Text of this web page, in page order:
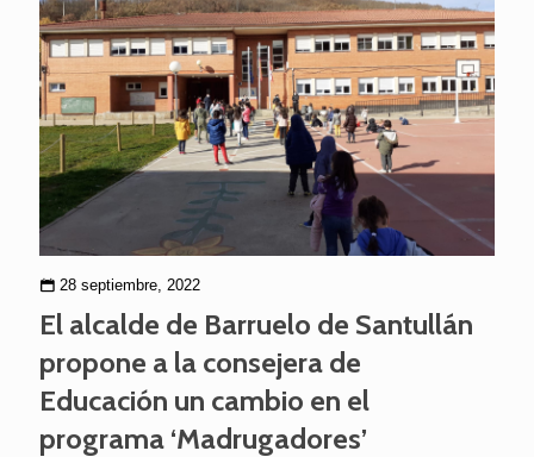
28 septiembre, 2022
El alcalde de Barruelo de Santullán
propone a la consejera de
Educación un cambio en el
programa ‘Madrugadores’